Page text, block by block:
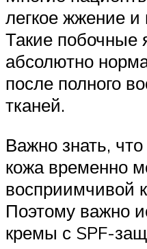
легкое жжение
Такие побочные
абсолютно
после полного
тканей.
Важно знать,
кожа временно
восприимчивой
Поэтому важно
кремы с SPF-